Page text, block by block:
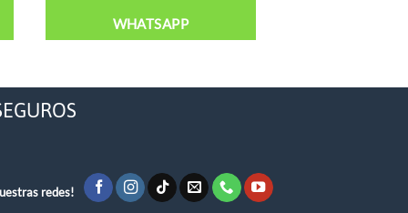
WHATSAPP
redes!